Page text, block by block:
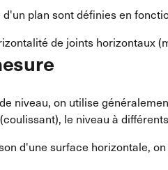
plan sont définies en
de joints horizontaux
niveau, on utilise
le niveau à
d'une surface horizontale,